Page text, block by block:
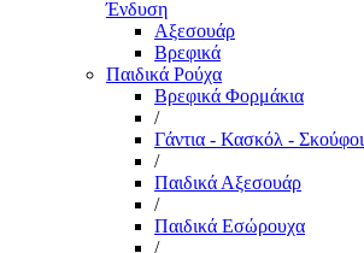
Ένδυση
Αξεσουάρ
Βρεφικά
Παιδικά Ρούχα
Βρεφικά Φορμάκια
/
Γάντια - Κασκόλ - Σκούφοι
/
Παιδικά Αξεσουάρ
/
Παιδικά Εσώρουχα
/